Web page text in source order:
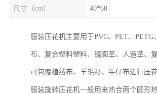
尺寸（cm） 40*60
服装压花机主要用于PVC、PET、
布、复合塑料塑料、镜面革、人造革、
可包覆植绒布、羊毛衫、牛仔布进行压花
服装旋转压花机一般用来热合两个圆形